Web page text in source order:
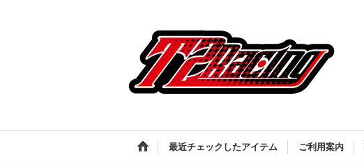
最近チェックしたアイテム ご利用案内